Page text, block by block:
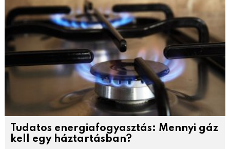
Tudatos energiafogyasztás: Mennyi gáz
kell egy háztartásban?